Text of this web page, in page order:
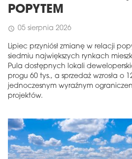
POPYTEM
schedule 05 sierpnia 2026
Lipiec przyniósł zmianę w relacji
siedmiu największych rynkach
Pula dostępnych lokali
progu 60 tys., a sprzedaż wzrosła o
jednoczesnym wyraźnym
projektów.
MAGAZYN
Wydanie 6 (308)
CZERWIEC 2026